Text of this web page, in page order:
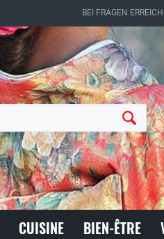
BEI FRAGEN
CUISINE BIEN-ÊTRE